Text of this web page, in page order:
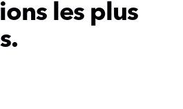
les plus